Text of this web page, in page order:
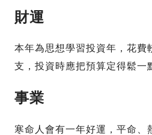
財運
本年為思想學習投資年，花費
支，投資時應把預算定得鬆一
事業
寒命人會有一年好運，平命、